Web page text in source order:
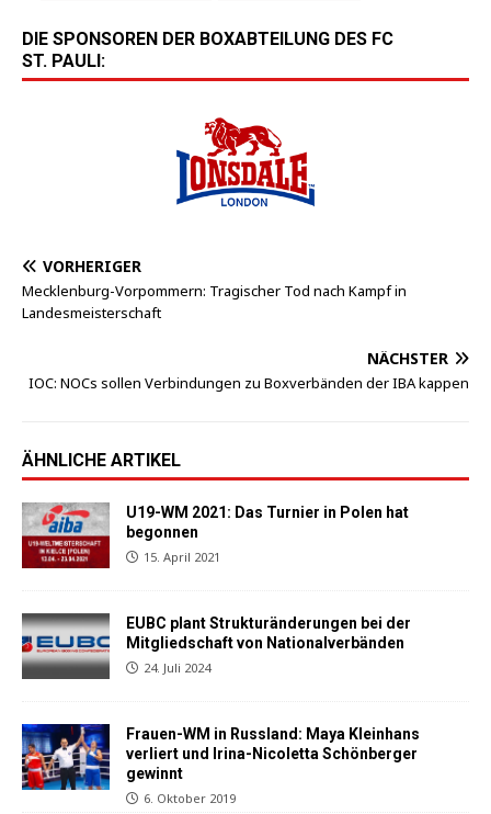
DIE SPONSOREN DER BOXABTEILUNG DES FC
ST. PAULI:
VORHERIGER
Mecklenburg-Vorpommern: Tragischer Tod nach Kampf in
Landesmeisterschaft
NÄCHSTER
IOC: NOCs sollen Verbindungen zu Boxverbänden der IBA kappen
ÄHNLICHE ARTIKEL
U19-WM 2021: Das Turnier in Polen hat
begonnen
15. April 2021
EUBC plant Strukturänderungen bei der
Mitgliedschaft von Nationalverbänden
24. Juli 2024
Frauen-WM in Russland: Maya Kleinhans
verliert und Irina-Nicoletta Schönberger
gewinnt
6. Oktober 2019